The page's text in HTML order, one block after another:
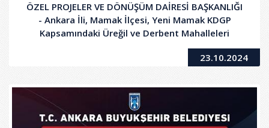
ÖZEL PROJELER VE DÖNÜŞÜM DAİRESİ BAŞKANLIĞI
- Ankara İli, Mamak İlçesi, Yeni Mamak KDGP
Kapsamındaki Üreğil ve Derbent Mahalleleri
İçerisinde Yer Alan, 49,69 Hektarlık Alan İçin İmar
Planına Esas Jeolojik-Jeoteknik Etüt Raporu
23.10.2024